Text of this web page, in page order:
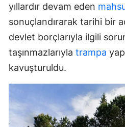
yıllardır devam eden
sonuçlandırarak tarihi bir
devlet borçlarıyla ilgili
taşınmazlarıyla trampa
kavuşturuldu.